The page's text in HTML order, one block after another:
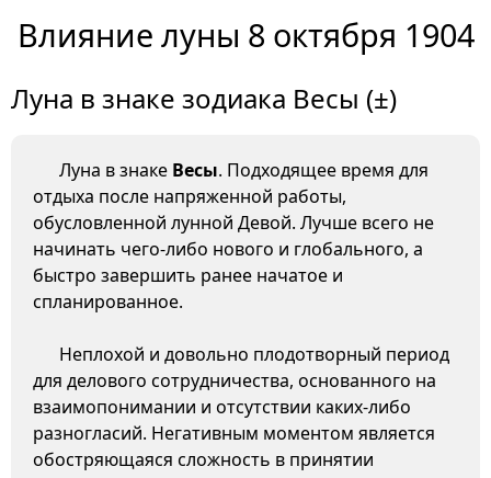
Влияние луны 8 октября 1904
Луна в знаке зодиака Весы (±)
Луна в знаке Весы. Подходящее время для
отдыха после напряженной работы,
обусловленной лунной Девой. Лучше всего не
начинать чего-либо нового и глобального, а
быстро завершить ранее начатое и
спланированное.
Неплохой и довольно плодотворный период
для делового сотрудничества, основанного на
взаимопонимании и отсутствии каких-либо
разногласий. Негативным моментом является
обостряющаяся сложность в принятии